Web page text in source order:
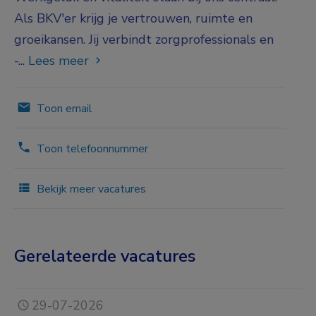
Als BKV'er krijg je vertrouwen, ruimte en
groeikansen. Jij verbindt zorgprofessionals en
-... Lees meer
Toon email
Toon telefoonnummer
Bekijk meer vacatures
Gerelateerde vacatures
29-07-2026